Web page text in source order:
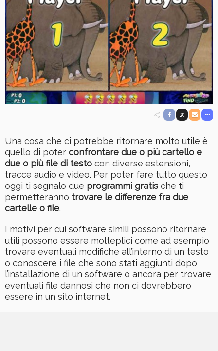
Una cosa che ci potrebbe ritornare molto utile è
quello di poter confrontare due o più cartello e
due o più file di testo con diverse estensioni,
tracce audio e video. Per poter fare tutto questo
oggi ti segnalo due programmi gratis che ti
permetteranno trovare le differenze fra due
cartelle o file.
I motivi per cui software simili possono ritornare
utili possono essere molteplici come ad esempio
trovare eventuali modifiche all’interno di un testo
o conoscere i file che sono stati aggiunti dopo
l’installazione di un software o ancora per trovare
eventuali file dannosi che non ci dovrebbero
essere in un sito internet.